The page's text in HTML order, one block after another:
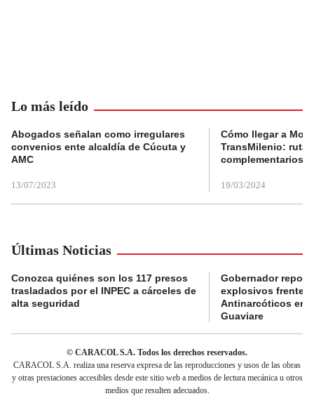
Lo más leído
Abogados señalan como irregulares
convenios ente alcaldía de Cúcuta y
AMC
13/07/2023
Cómo llegar a
TransMilenio:
complementarios
19/03/2024
Últimas Noticias
Conozca quiénes son los 117 presos
trasladados por el INPEC a cárceles de
alta seguridad
Gobernador
explosivos frente a
Antinarcóticos en
Guaviare
© CARACOL S.A. Todos los derechos reservados.
CARACOL S.A. realiza una reserva expresa de las reproducciones y usos de las obras
y otras prestaciones accesibles desde este sitio web a medios de lectura mecánica u otros
medios que resulten adecuados.